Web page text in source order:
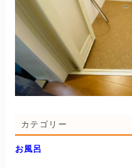
カテゴリー
お風呂